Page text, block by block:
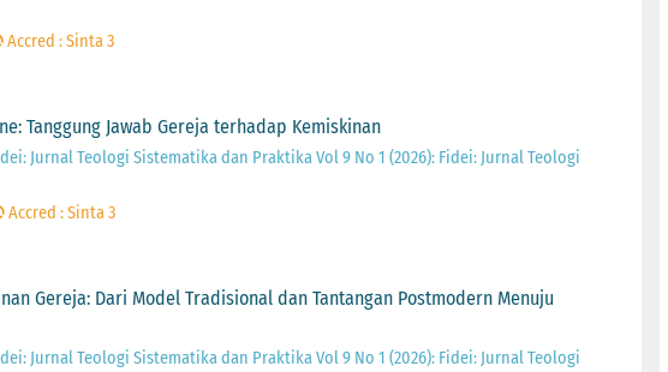
Accred : Sinta 3
Tanggung Jawab Gereja terhadap Kemiskinan
Jurnal Teologi Sistematika dan Praktika Vol 9 No 1 (2026): Fidei: Jurnal Teologi
Accred : Sinta 3
Gereja: Dari Model Tradisional dan Tantangan Postmodern Menuju
Jurnal Teologi Sistematika dan Praktika Vol 9 No 1 (2026): Fidei: Jurnal Teologi